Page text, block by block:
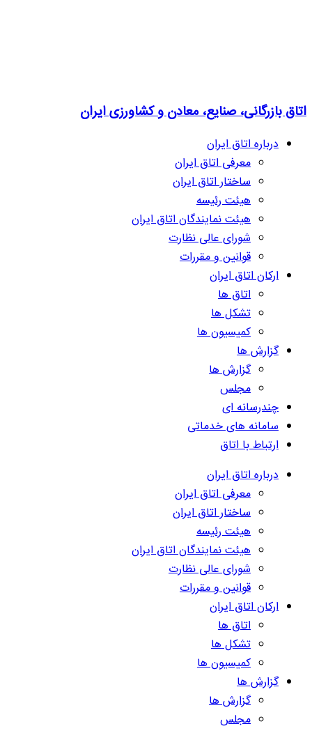
اتاق بازرگانی، صنایع، معادن و کشاورزی ایران
درباره اتاق ایران
معرفی اتاق ایران
ساختار اتاق ایران
هیئت رئیسه
هیئت نمایندگان اتاق ایران
شورای عالی نظارت
قوانین و مقررات
ارکان اتاق ایران
اتاق ها
تشکل ها
کمیسیون ها
گزارش ها
گزارش ها
مجلس
چندرسانه ای
سامانه های خدماتی
ارتباط با اتاق
درباره اتاق ایران
معرفی اتاق ایران
ساختار اتاق ایران
هیئت رئیسه
هیئت نمایندگان اتاق ایران
شورای عالی نظارت
قوانین و مقررات
ارکان اتاق ایران
اتاق ها
تشکل ها
کمیسیون ها
گزارش ها
گزارش ها
مجلس